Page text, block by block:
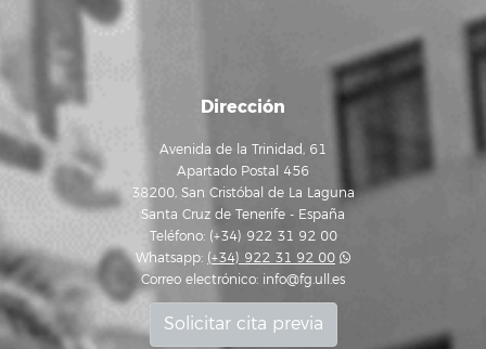
Dirección
Avenida de la Trinidad, 61
Apartado Postal 456
38200, San Cristóbal de La Laguna
Santa Cruz de Tenerife - España
Teléfono: (+34) 922 31 92 00
Whatsapp: (+34) 922 31 92 00
Correo electrónico: info@fg.ull.es
Solicitar cita previa